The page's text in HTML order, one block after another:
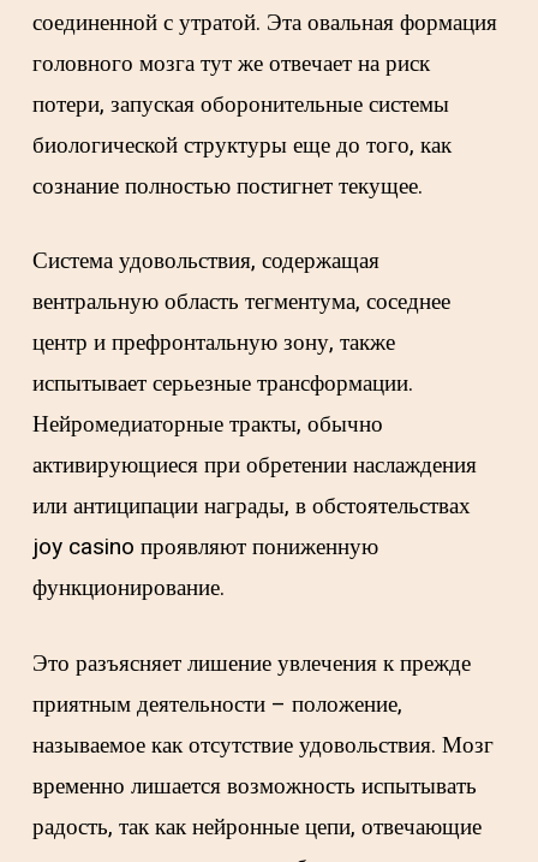
соединенной с утратой. Эта овальная формация
головного мозга тут же отвечает на риск
потери, запуская оборонительные системы
биологической структуры еще до того, как
сознание полностью постигнет текущее.
Система удовольствия, содержащая
вентральную область тегментума, соседнее
центр и префронтальную зону, также
испытывает серьезные трансформации.
Нейромедиаторные тракты, обычно
активирующиеся при обретении наслаждения
или антиципации награды, в обстоятельствах
joy casino проявляют пониженную
функционирование.
Это разъясняет лишение увлечения к прежде
приятным деятельности – положение,
называемое как отсутствие удовольствия. Мозг
временно лишается возможность испытывать
радость, так как нейронные цепи, отвечающие